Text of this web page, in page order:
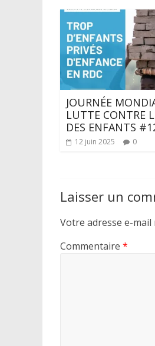
JOURNÉE
LUTTE CONTRE
DES ENFANTS
12 juin 2025 0
Laisser un
Votre adresse e-mail
Commentaire *